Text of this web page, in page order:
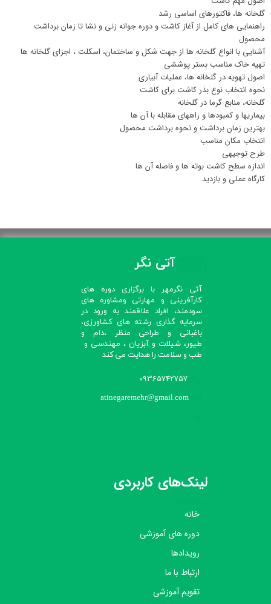
گلخانه ها، فاکتورهای اساسی رشد
راهنمایی های کامل از آغاز کاشت و دوره جوانه زنی و نشا تا زمان برداشت
محصول
آشنایی با انواع گلخانه ها از جهت شکل و ساختمان، اسکلت ، اجزای گلخانه ها
تهیه خاک مناسب بستر پوششی
اصول تهویه در گلخانه ها، عملیات آبیاری
نحوه انتخاب نوع بذر کاشت برای کاشت
گلخانه، منابع گرما در گلخانه
بیماریها و کمبودها و راههای مقابله با آن ها
بهترین زمان برداشت و نحوه برداشت محصول
انتخاب مکان مناسب
طرح توجیهی
اندازه سطح کاشت بوته ها و فاصله آن ها
کارگاه عملی و بازدید
آتی نگر
آتی نگرمهر با برگزاری دوره های
کارآفرینی و مهارتی ومشاوره های
سودمند، افراد علاقمند به ورود در
سرمایه گذاری رشته های کشاورزی،
باغبانی و طراحی منظر ،دام و
طیور، شیلات و آبزیان ، مهندسی و
طب و سلامت را هدایت می کند​​​​​​​
09365742757
atinegaremehr@gmail.com
لینک‌های کاربردی
خانه
دوره های آموزشی
رویدادها
ارتباط با ما
تقویم آموزشی